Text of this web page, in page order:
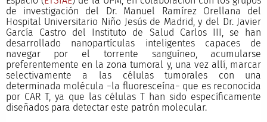
de investigación del Dr. Manuel Ramírez Orellana del
Hospital Universitario Niño Jesús de Madrid, y del Dr. Javier
García Castro del Instituto de Salud Carlos III, se han
desarrollado nanopartículas inteligentes capaces de
navegar por el torrente sanguíneo, acumularse
preferentemente en la zona tumoral y, una vez allí, marcar
selectivamente a las células tumorales con una
determinada molécula −la fluoresceína− que es reconocida
por CAR T, ya que las células T han sido específicamente
diseñados para detectar este patrón molecular.